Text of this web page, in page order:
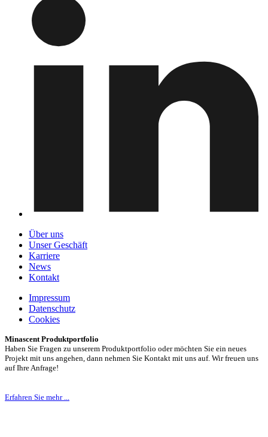
Über uns
Unser Geschäft
Karriere
News
Kontakt
Impressum
Datenschutz
Cookies
Minascent Produktportfolio
Haben Sie Fragen zu unserem Produktportfolio oder möchten Sie ein neues
Projekt mit uns angehen, dann nehmen Sie Kontakt mit uns auf. Wir freuen uns
auf Ihre Anfrage!
Erfahren Sie mehr ...